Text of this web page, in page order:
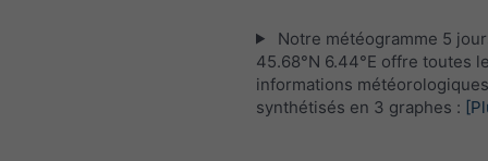
Notre météogramme 5
45.68°N 6.44°E offre toutes
informations météorologiques
synthétisés en 3 graphes :